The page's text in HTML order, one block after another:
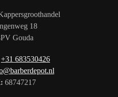
18
Gouda
+31 683530426
68747217